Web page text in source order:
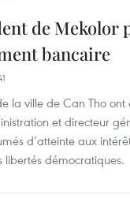
de Mekolor
bancaire
la ville de Can Tho
et directeur
d’atteinte aux
libertés démocratiques.